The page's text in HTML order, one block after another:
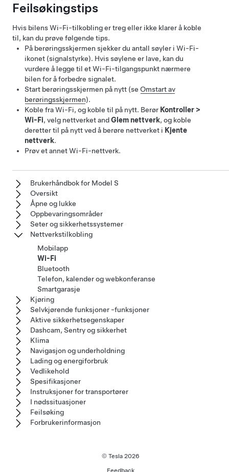
Feilsøkingstips
Hvis bilens Wi-Fi-tilkobling er treg eller ikke klarer å koble
til, kan du prøve følgende tips.
På berøringsskjermen sjekker du antall søyler i Wi-Fi-
ikonet (signalstyrke). Hvis søylene er lave, kan du
vurdere å legge til et Wi-Fi-tilgangspunkt nærmere
bilen for å forbedre signalet.
Start berøringsskjermen på nytt (se Omstart av
berøringsskjermen).
Koble fra Wi-Fi, og koble til på nytt. Berør Kontroller >
Wi-Fi, velg nettverket andGlem nettverk, og koble
deretter til på nytt ved å berøre nettverket i Kjente
nettverk.
Prøv et annet Wi-Fi-nettverk.
Brukerhåndbok for Model S
Oversikt
Åpne og lukke
Oppbevaringsområder
Seter og sikkerhetssystemer
Nettverkstilkobling
Mobilapp
Wi-Fi
Bluetooth
Telefon, kalender og webkonferanse
Smartgarasje
Kjøring
Selvkjørende funksjoner -funksjoner
Aktive sikkerhetsegenskaper
Dashcam, Sentry og sikkerhet
Klima
Navigasjon og underholdning
Lading og energiforbruk
Vedlikehold
Spesifikasjoner
Instruksjoner for transportører
I nødssituasjoner
Feilsøking
Forbrukerinformasjon
© Tesla 2026
Feedback